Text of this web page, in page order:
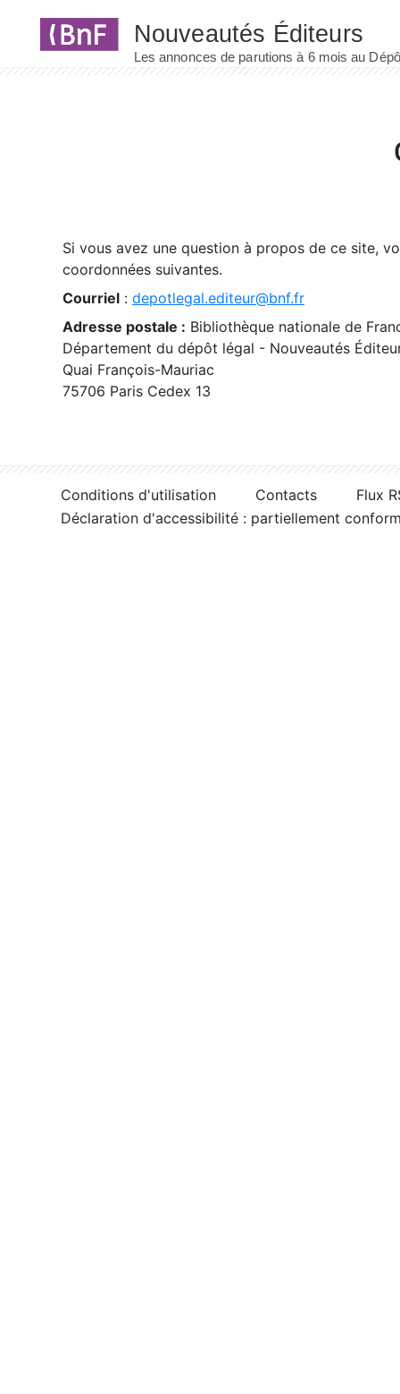
Si vous avez une question à propos de ce site,
coordonnées suivantes.
Courriel : depotlegal.editeur@bnf.fr
Adresse postale : Bibliothèque nationale de
Département du dépôt légal - Nouveautés
Quai François-Mauriac
75706 Paris Cedex 13
Conditions d'utilisation Contacts
Flux
Déclaration d'accessibilité : partiellement